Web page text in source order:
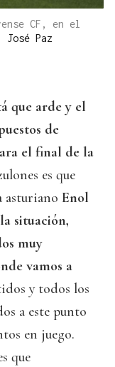
CF, en el
José Paz
que arde y el
de
el final de la
es que
asturiano Enol
situación,
muy
vamos a
y todos los
a este punto
en juego.
que